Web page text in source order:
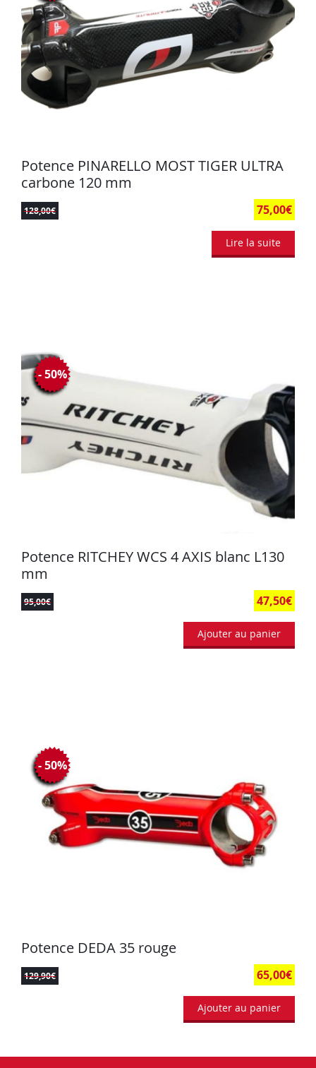
Potence PINARELLO MOST TIGER ULTRA
carbone 120 mm
128,00€ 75,00€
Lire la suite
Potence RITCHEY WCS 4 AXIS blanc L130
mm
95,00€ 47,50€
- 50%
Ajouter au panier
Potence DEDA 35 rouge
129,90€ 65,00€
- 50%
Ajouter au panier